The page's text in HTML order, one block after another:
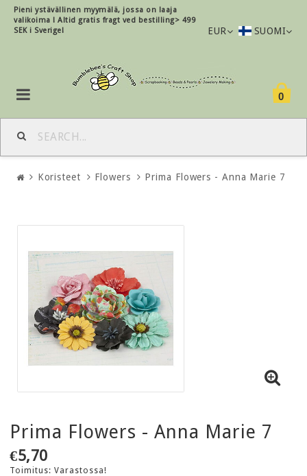
Pieni ystävällinen myymälä, jossa on laaja
valikoima ! Altid gratis fragt ved bestilling> 499
SEK i Sverige!
EUR SUOMI
0
Koristeet Flowers Prima Flowers - Anna Marie 7
Prima Flowers - Anna Marie 7
€5,70
Toimitus: Varastossa!